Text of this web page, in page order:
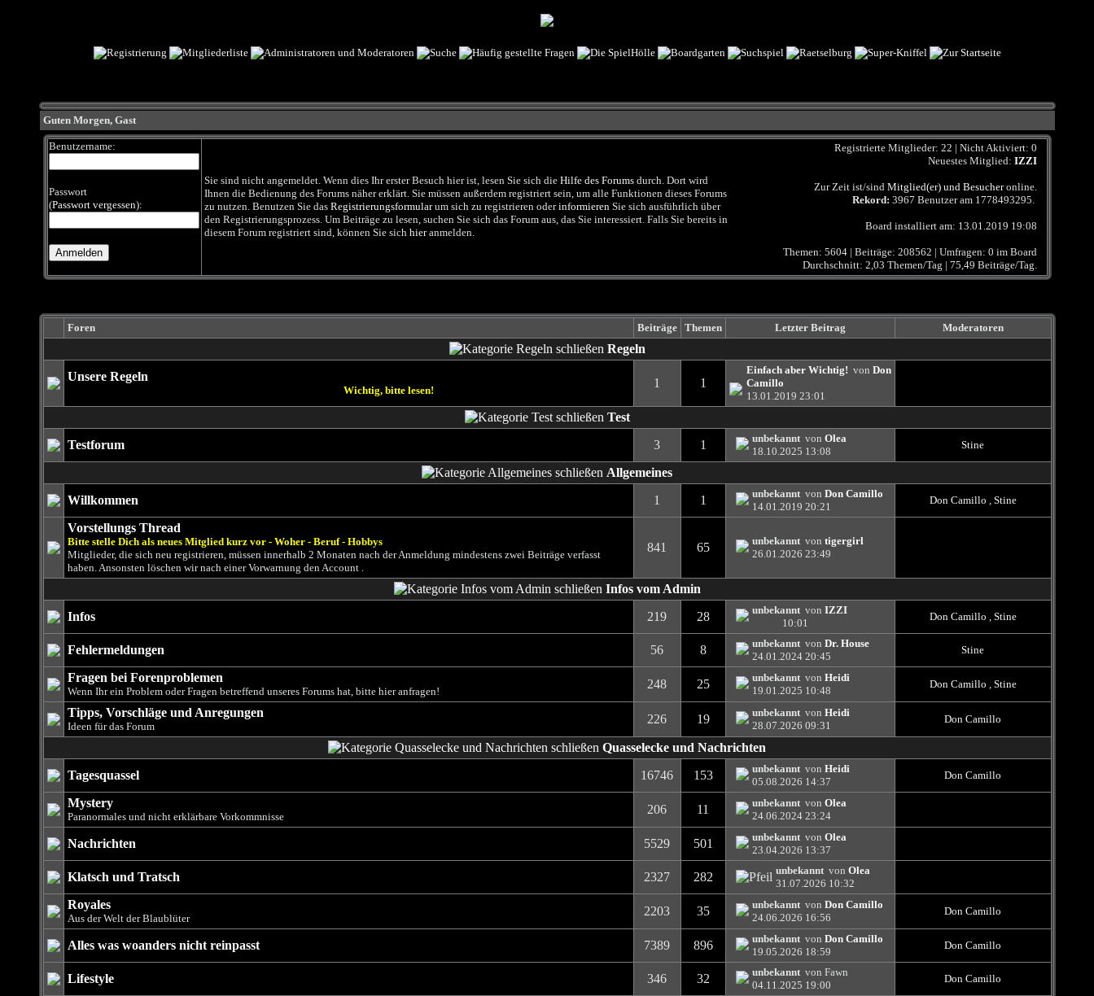
Guten Morgen, Gast
Benutzername:
Passwort
(Passwort vergessen):
Sie sind nicht angemeldet. Wenn dies Ihr erster Besuch hier ist, lesen Sie sich die Hilfe des Forumsdurch. Dort wird
Ihnen die Bedienung des Forums näher erklärt. Sie müssen außerdem registriert sein, um alle Funktionen dieses Forums
zu nutzen. Benutzen Sie das Registrierungsformularum sich zu registrieren oderinformierenSie sich ausführlich über
den Registrierungsprozess. Um Beiträge zu lesen, suchen Sie sich das Forum aus, das Sie interessiert. Falls Sie bereits in
diesem Forum registriert sind, können Sie sich hieranmelden.
Registrierte Mitglieder: 22 | Nicht Aktiviert: 0
Neuestes Mitglied: IZZI
Zur Zeit ist/sind Mitglied(er) und Besucheronline.
Rekord: 3967 Benutzer am 1778493295.
Board installiert am: 13.01.2019 19:08
Themen: 5604 | Beiträge: 208562 | Umfragen: 0 im Board
Durchschnitt: 2,03 Themen/Tag | 75,49 Beiträge/Tag.
Foren Beiträge Themen Letzter Beitrag Moderatoren
Regeln
Unsere Regeln
Wichtig, bitte lesen!
1 1
Einfach aber Wichtig! von Don
Camillo
13.01.2019 23:01
Test
Testforum
3 1 unbekanntvon Olea
18.10.2025 13:08
Stine
Allgemeines
Willkommen
1 1 unbekanntvon Don Camillo
14.01.2019 20:21
Don Camillo , Stine
Vorstellungs Thread
Bitte stelle Dich als neues Mitglied kurz vor - Woher - Beruf - Hobbys
Mitglieder, die sich neu registrieren, müssen innerhalb 2 Monaten nach der Anmeldung mindestens zwei Beiträge verfasst
haben. Ansonsten löschen wir nach einer Vorwarnung den Account .
841 65 unbekanntvon tigergirl
26.01.2026 23:49
Infos vom Admin
Infos
219 28 unbekanntvon IZZI
10:01
Don Camillo , Stine
Fehlermeldungen 56 8 unbekanntvon Dr. House
24.01.2024 20:45
Stine
Fragen bei Forenproblemen
Wenn Ihr ein Problem oder Fragen betreffend unseres Forums hat, bitte hier anfragen!
248 25 unbekanntvon Heidi
19.01.2025 10:48
Don Camillo , Stine
Tipps, Vorschläge und Anregungen
Ideen für das Forum
226 19 unbekanntvon Heidi
28.07.2026 09:31
Don Camillo
Quasselecke und Nachrichten
Tagesquassel
16746 153 unbekanntvon Heidi
05.08.2026 14:37
Don Camillo
Mystery
Paranormales und nicht erklärbare Vorkommnisse
206 11 unbekanntvon Olea
24.06.2024 23:24
Nachrichten 5529 501 unbekanntvon Olea
23.04.2026 13:37
Klatsch und Tratsch 2327 282 unbekanntvon Olea
31.07.2026 10:32
Royales
Aus der Welt der Blaublüter
2203 35 unbekanntvon Don Camillo
24.06.2026 16:56
Don Camillo
Alles was woanders nicht reinpasst 7389 896 unbekanntvon Don Camillo
19.05.2026 18:59
Don Camillo
Lifestyle 346 32 unbekanntvon Fawn
04.11.2025 19:00
Don Camillo